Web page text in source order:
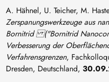
A. Hähnel, U. Teicher, M.
Zerspanungswerkzeuge aus
Bornitrid ("Bornitrid
Verbesserung der
Verfahrensgrenzen,
Dresden, Deutschland,